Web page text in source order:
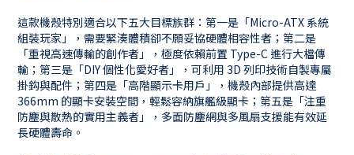
這款機殼特別適合以下五大目標族群：第一是「Micro-ATX 系統
組裝玩家」，需要緊湊體積卻不願妥協硬體相容性者；第二是
「重視高速傳輸的創作者」，極度依賴前置 Type-C 進行大檔傳
輸；第三是「DIY 個性化愛好者」，可利用 3D 列印技術自製專屬
掛鈎與配件；第四是「高階顯示卡用戶」，機殼內部提供高達
366mm 的顯卡安裝空間，輕鬆容納旗艦級顯卡；第五是「注重
防塵與散熱的實用主義者」，多面防塵網與多風扇支援能有效延
長硬體壽命。